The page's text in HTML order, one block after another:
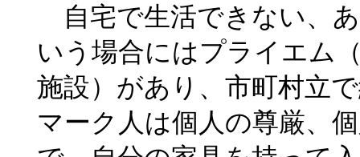
自宅で生活できない、
いう場合にはプライエム
施設）があり、市町村立
マーク人は個人の尊厳、